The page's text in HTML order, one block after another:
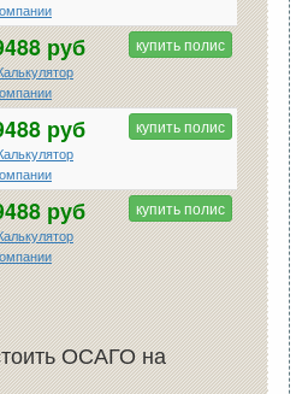
руб купить полис
руб купить полис
руб купить полис
ОСАГО на